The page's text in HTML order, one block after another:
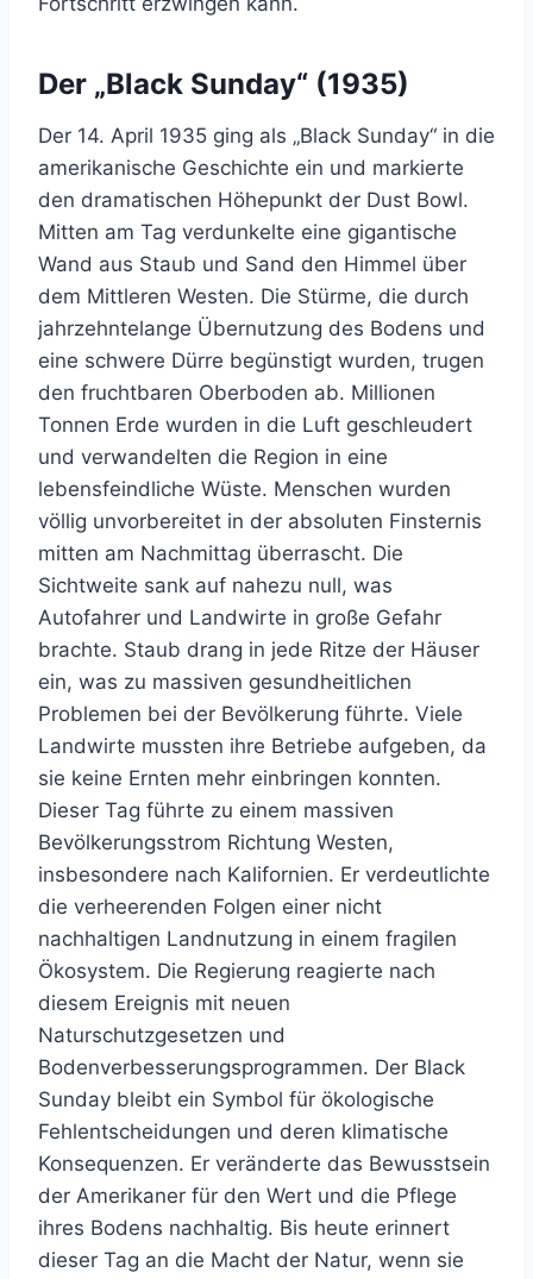
Der „Black Sunday“ (1935)
Der 14. April 1935 ging als „Black Sunday“ in die
amerikanische Geschichte ein und markierte
den dramatischen Höhepunkt der Dust Bowl.
Mitten am Tag verdunkelte eine gigantische
Wand aus Staub und Sand den Himmel über
dem Mittleren Westen. Die Stürme, die durch
jahrzehntelange Übernutzung des Bodens und
eine schwere Dürre begünstigt wurden, trugen
den fruchtbaren Oberboden ab. Millionen
Tonnen Erde wurden in die Luft geschleudert
und verwandelten die Region in eine
lebensfeindliche Wüste. Menschen wurden
völlig unvorbereitet in der absoluten Finsternis
mitten am Nachmittag überrascht. Die
Sichtweite sank auf nahezu null, was
Autofahrer und Landwirte in große Gefahr
brachte. Staub drang in jede Ritze der Häuser
ein, was zu massiven gesundheitlichen
Problemen bei der Bevölkerung führte. Viele
Landwirte mussten ihre Betriebe aufgeben, da
sie keine Ernten mehr einbringen konnten.
Dieser Tag führte zu einem massiven
Bevölkerungsstrom Richtung Westen,
insbesondere nach Kalifornien. Er verdeutlichte
die verheerenden Folgen einer nicht
nachhaltigen Landnutzung in einem fragilen
Ökosystem. Die Regierung reagierte nach
diesem Ereignis mit neuen
Naturschutzgesetzen und
Bodenverbesserungsprogrammen. Der Black
Sunday bleibt ein Symbol für ökologische
Fehlentscheidungen und deren klimatische
Konsequenzen. Er veränderte das Bewusstsein
der Amerikaner für den Wert und die Pflege
ihres Bodens nachhaltig. Bis heute erinnert
dieser Tag an die Macht der Natur, wenn sie